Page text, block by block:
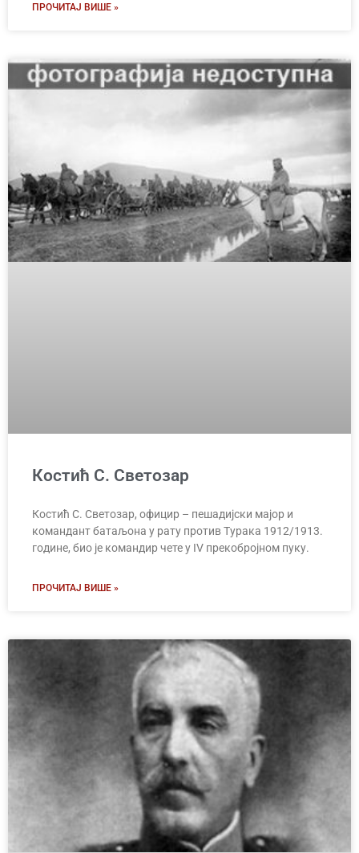
ПРОЧИТАЈ ВИШЕ »
Костић С. Светозар
Костић С. Светозар, официр – пешадијски мајор и
командант батаљона у рату против Турака 1912/1913.
године, био је командир чете у IV прекобројном пуку.
ПРОЧИТАЈ ВИШЕ »